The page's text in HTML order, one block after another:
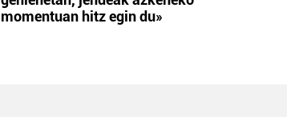
momentuan hitz egin du»